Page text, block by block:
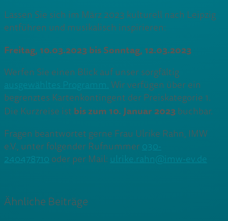
Lassen Sie sich im März 2023 kulturell nach Leipzig
entführen und musikalisch inspirieren:
Freitag, 10.03.2023 bis Sonntag, 12.03.2023
Werfen Sie einen Blick auf unser sorgfältig
ausgewähltes Programm.Wir verfügen über ein
begrenztes Kartenkontingent der Preiskategorie 1.
Die Kurzreise ist bis zum 10. Januar 2023 buchbar.
Fragen beantwortet gerne Frau Ulrike Rahn, IMW
e.V., unter folgender Rufnummer 030-
240478710 oder per Mail: ulrike.rahn@imw-ev.de
Ähnliche Beiträge